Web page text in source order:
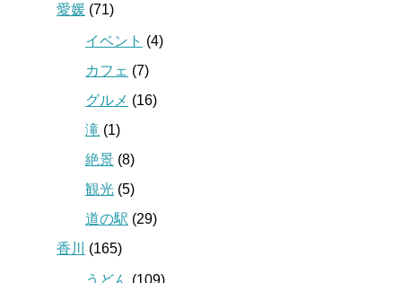
愛媛 (71)
イベント (4)
カフェ (7)
グルメ (16)
滝 (1)
絶景 (8)
観光 (5)
道の駅 (29)
香川
(165)
うどん (109)